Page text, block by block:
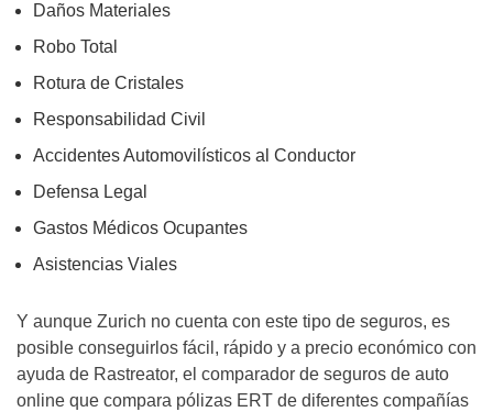
Daños Materiales
Robo Total
Rotura de Cristales
Responsabilidad Civil
Accidentes Automovilísticos al Conductor
Defensa Legal
Gastos Médicos Ocupantes
Asistencias Viales
Y aunque Zurich no cuenta con este tipo de seguros, es
posible conseguirlos fácil, rápido y a precio económico con
ayuda de Rastreator, el comparador de seguros de auto
online que compara pólizas ERT de diferentes compañías